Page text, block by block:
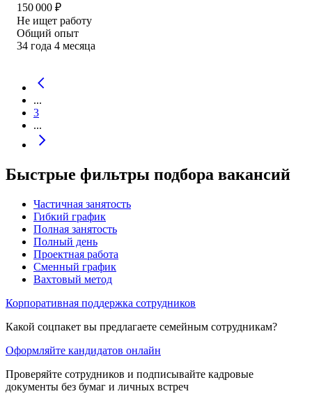
150 000 ₽
Не ищет работу
Общий опыт
34 года 4 месяца
...
3
...
Быстрые фильтры подбора вакансий
Частичная занятость
Гибкий график
Полная занятость
Полный день
Проектная работа
Сменный график
Вахтовый метод
Корпоративная поддержка сотрудников
Какой соцпакет вы предлагаете семейным сотрудникам?
Оформляйте кандидатов онлайн
Проверяйте сотрудников и подписывайте кадровые
документы без бумаг и личных встреч